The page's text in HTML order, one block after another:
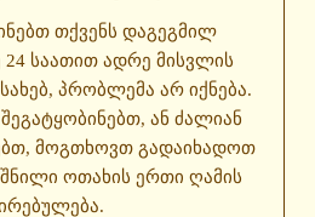
თქვენს დაგეგმილ
24 საათით ადრე მისვლის
პრობლემა არ იქნება.
ან ძალიან
მოგთხოვთ გადაიხადოთ
ოთახის ერთი ღამის